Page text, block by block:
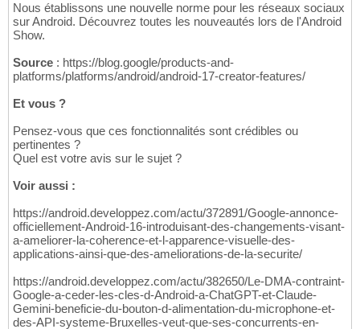
Nous établissons une nouvelle norme pour les réseaux sociaux
sur Android. Découvrez toutes les nouveautés lors de l'Android
Show.
Source : https://blog.google/products-and-
platforms/platforms/android/android-17-creator-features/
Et vous ?
Pensez-vous que ces fonctionnalités sont crédibles ou
pertinentes ?
Quel est votre avis sur le sujet ?
Voir aussi :
https://android.developpez.com/actu/372891/Google-annonce-
officiellement-Android-16-introduisant-des-changements-visant-
a-ameliorer-la-coherence-et-l-apparence-visuelle-des-
applications-ainsi-que-des-ameliorations-de-la-securite/
https://android.developpez.com/actu/382650/Le-DMA-contraint-
Google-a-ceder-les-cles-d-Android-a-ChatGPT-et-Claude-
Gemini-beneficie-du-bouton-d-alimentation-du-microphone-et-
des-API-systeme-Bruxelles-veut-que-ses-concurrents-en-